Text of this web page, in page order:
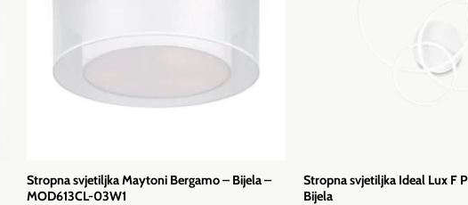
Stropna svjetiljka Maytoni Bergamo – Bijela –
MOD613CL-03W1
Stropna svjetiljka Ideal Lux F
Bijela